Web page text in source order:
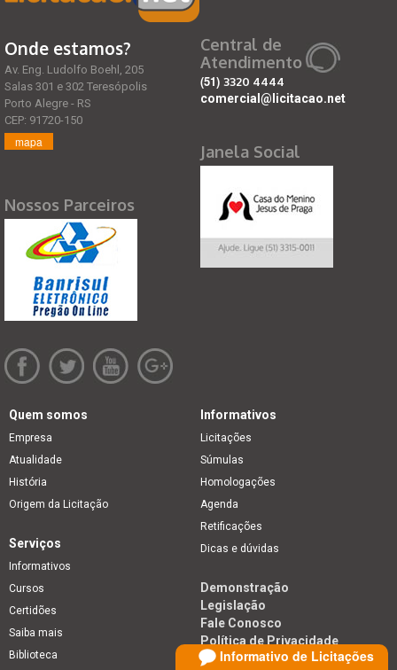
Informativo de Licitações
Onde estamos?
Av. Eng. Ludolfo Boehl, 205
Salas 301 e 302 Teresópolis
Porto Alegre - RS
CEP: 91720-150
mapa
Nossos Parceiros
Central de
Atendimento
(51) 3320 4444
comercial@licitacao.net
Janela Social
Quem somos
Empresa
Atualidade
História
Origem da Licitação
Informativos
Licitações
Súmulas
Homologações
Agenda
Retificações
Dicas e dúvidas
Serviços
Informativos
Cursos
Certidões
Saiba mais
Biblioteca
Demonstração
Legislação
Fale Conosco
Política de Privacidade